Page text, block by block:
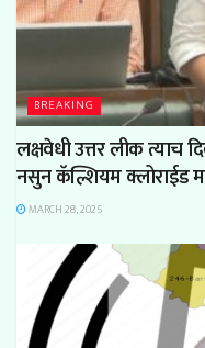
BREAKING
लक्षवेधी उत्तर लीक त्याच
नसुन कॅल्शियम क्लोराईड
MARCH 28, 2025